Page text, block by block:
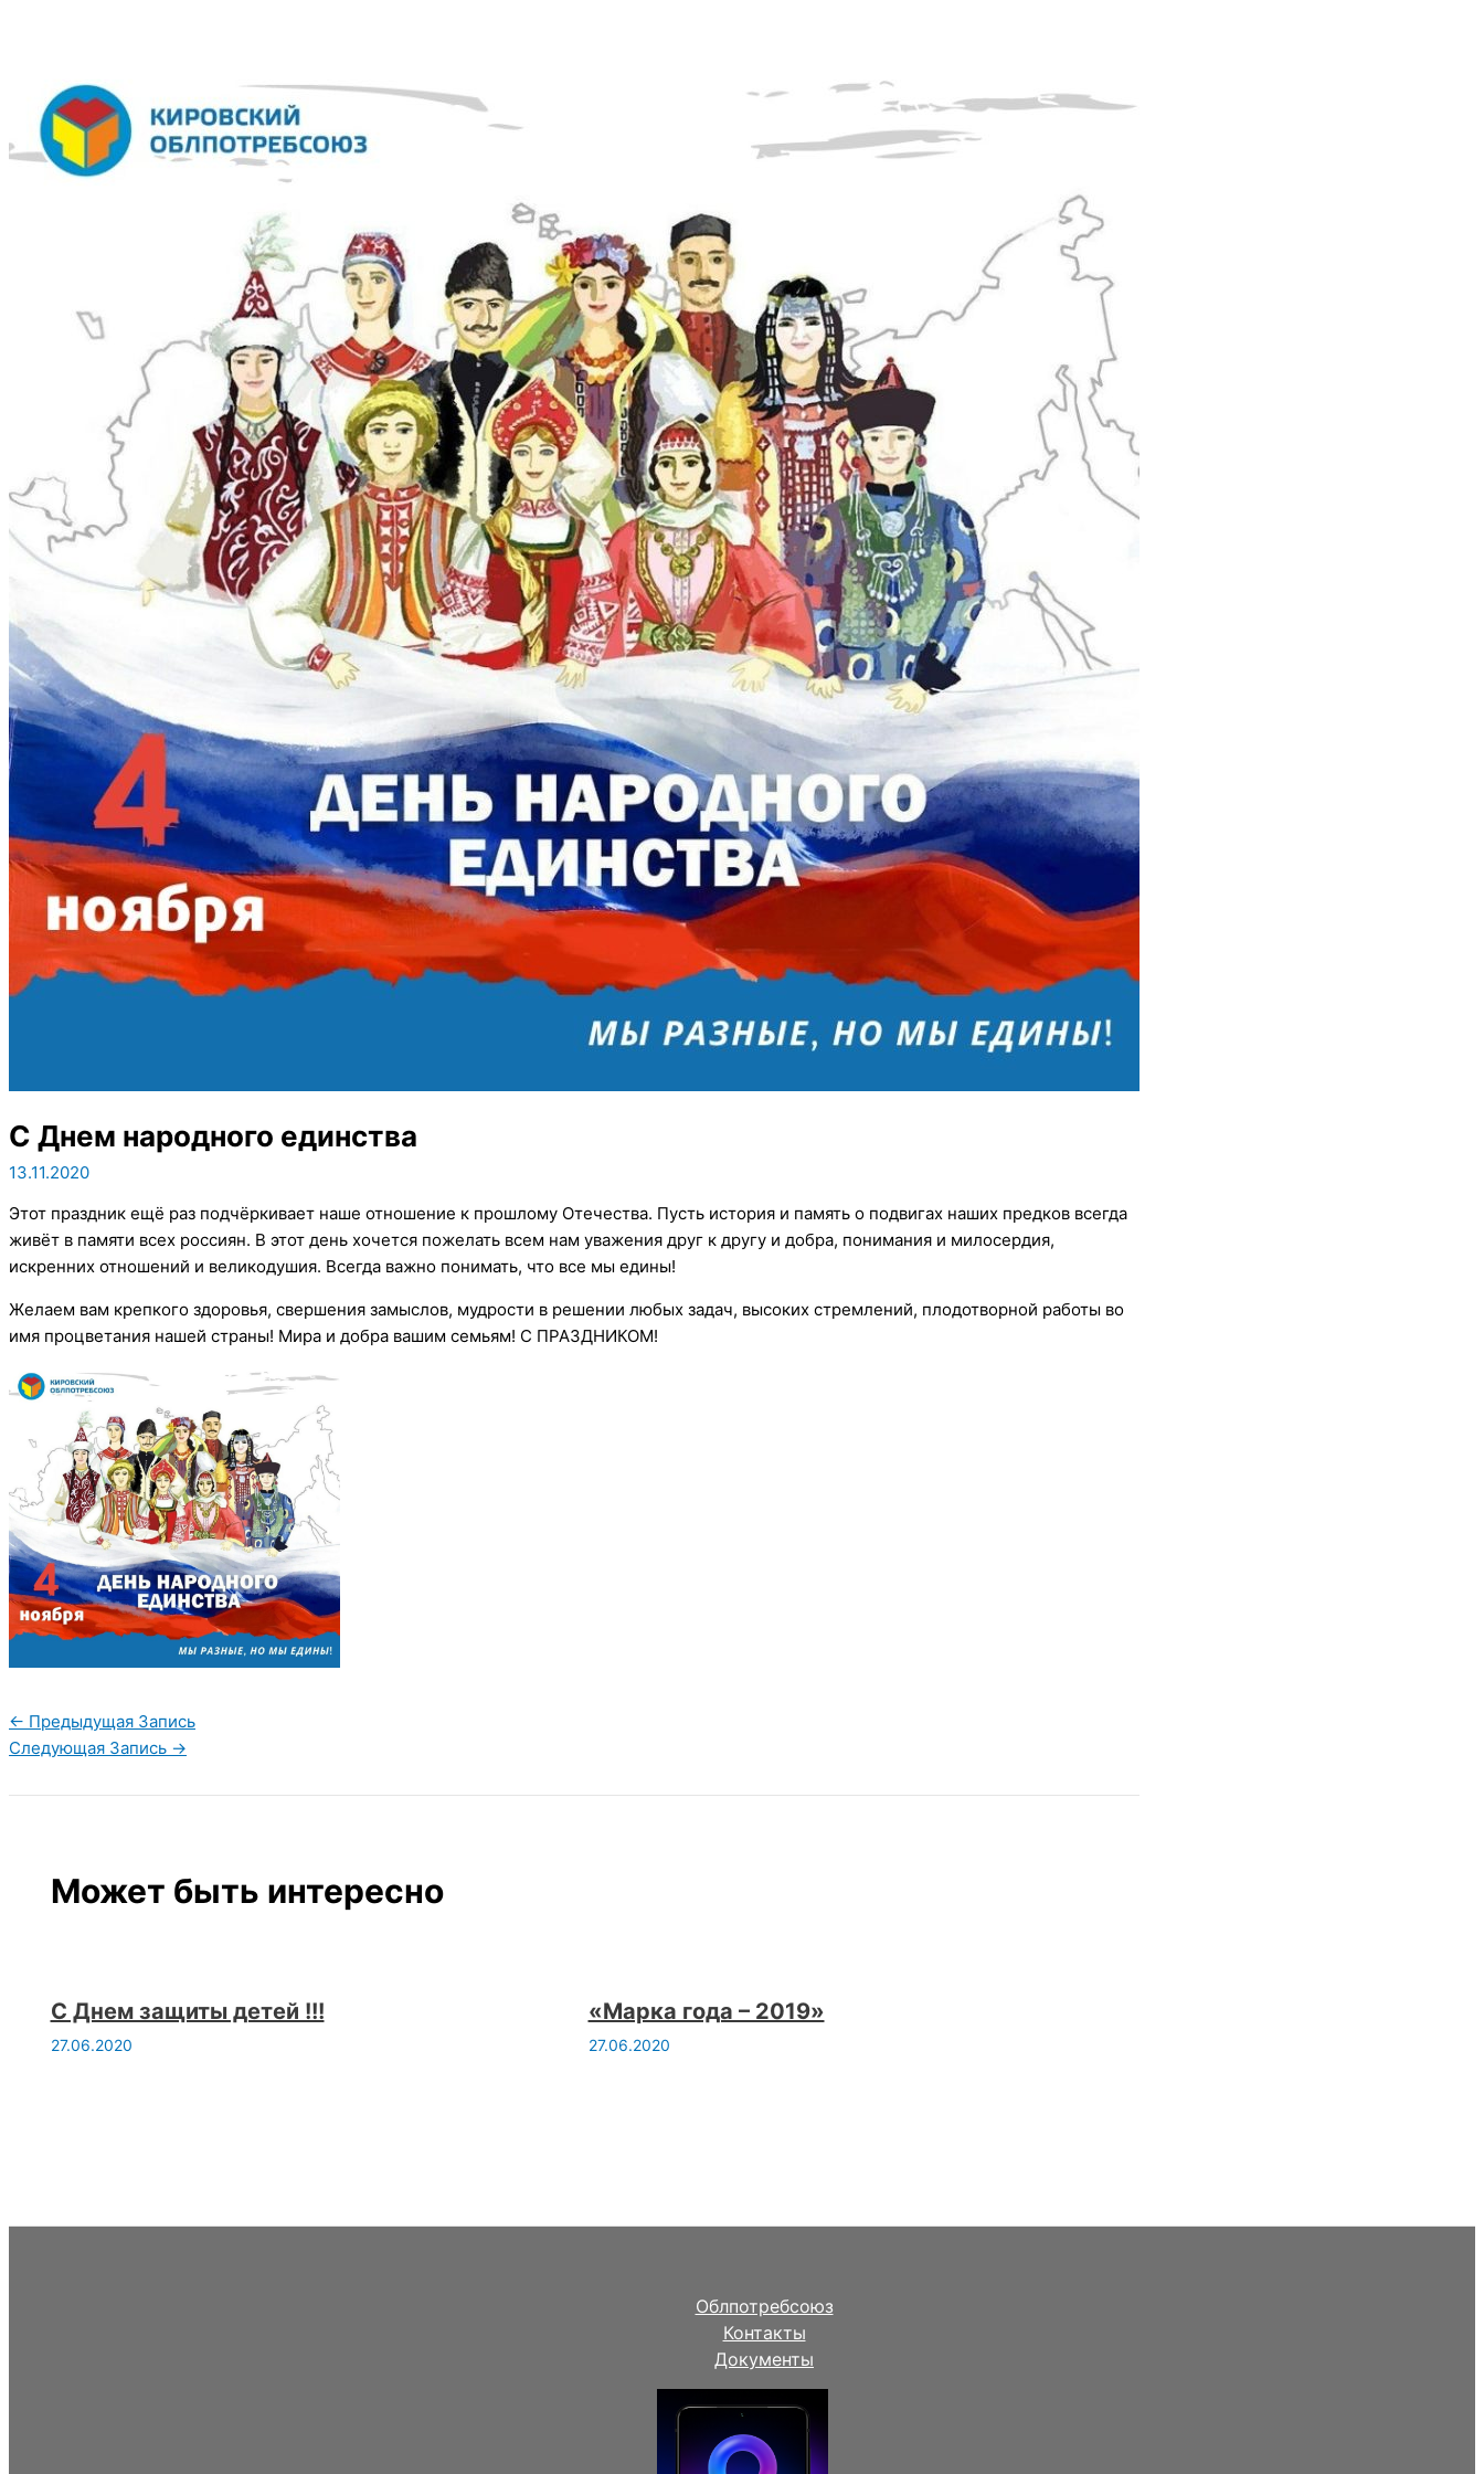
С Днем народного единства
13.11.2020
Этот праздник ещё раз подчёркивает наше отношение к прошлому Отечества. Пусть история и память о подвигах наших предков всегда
живёт в памяти всех россиян. В этот день хочется пожелать всем нам уважения друг к другу и добра, понимания и милосердия,
искренних отношений и великодушия. Всегда важно понимать, что все мы едины!
Желаем вам крепкого здоровья, свершения замыслов, мудрости в решении любых задач, высоких стремлений, плодотворной работы во
имя процветания нашей страны! Мира и добра вашим семьям! С ПРАЗДНИКОМ!
← Предыдущая Запись
Следующая Запись →
Может быть интересно
С Днем защиты детей !!!
27.06.2020
«Марка года – 2019»
27.06.2020
Облпотребсоюз
Контакты
Документы